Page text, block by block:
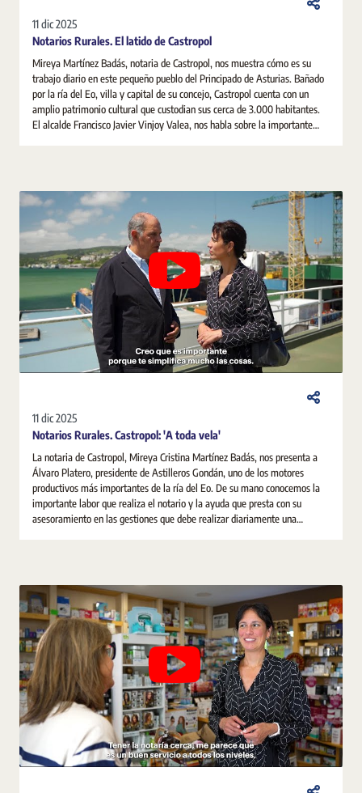
11 dic 2025
Notarios Rurales. El latido de Castropol
Mireya Martínez Badás, notaria de Castropol, nos muestra cómo es su
trabajo diario en este pequeño pueblo del Principado de Asturias. Bañado
por la ría del Eo, villa y capital de su concejo, Castropol cuenta con un
amplio patrimonio cultural que custodian sus cerca de 3.000 habitantes.
El alcalde Francisco Javier Vinjoy Valea, nos habla sobre la importante
11 dic 2025
Notarios Rurales. Castropol: 'A toda vela'
La notaria de Castropol, Mireya Cristina Martínez Badás, nos presenta a
Álvaro Platero, presidente de Astilleros Gondán, uno de los motores
productivos más importantes de la ría del Eo. De su mano conocemos la
importante labor que realiza el notario y la ayuda que presta con su
asesoramiento en las gestiones que debe realizar diariamente una